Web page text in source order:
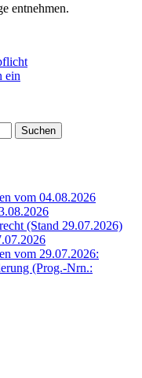
entnehmen.
ein
vom 04.08.2026
(Stand 29.07.2026)
vom 29.07.2026:
(Prog.-Nrn.: